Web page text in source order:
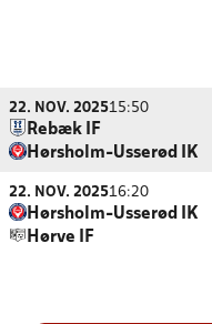
22. NOV. 202515:50
Rebæk IF
Hørsholm-Usserød IK
22. NOV. 202516:20
Hørsholm-Usserød IK
Hørve IF